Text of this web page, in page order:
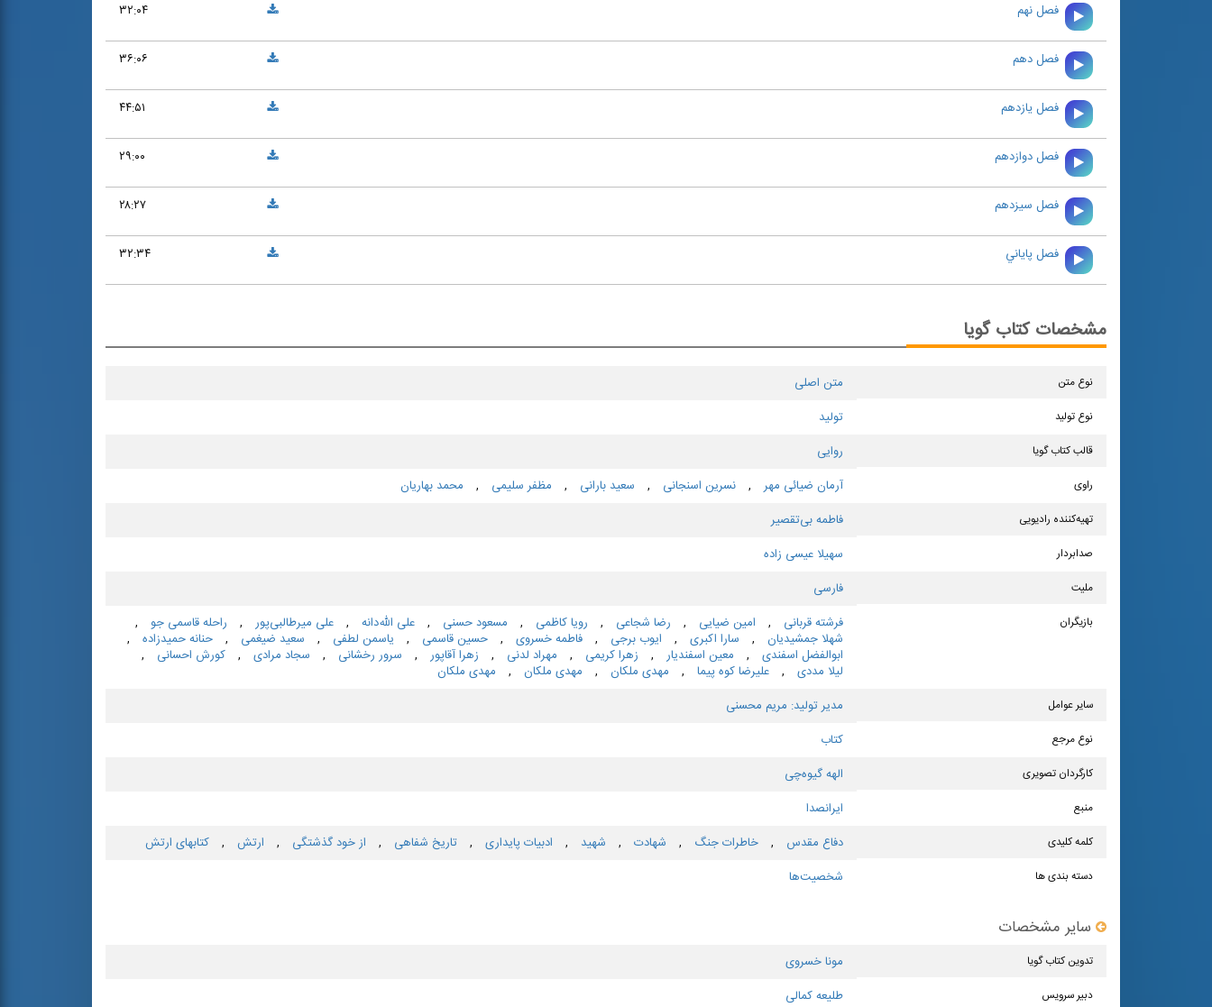
فصل نهم ۳۲:۰۴
فصل دهم ۳۶:۰۶
فصل يازدهم ۴۴:۵۱
فصل دوازدهم ۲۹:۰۰
فصل سيزدهم ۲۸:۲۷
فصل پاياني ۳۲:۳۴
مشخصات کتاب گویا
نوع متن متن اصلی
نوع تولید تولید
قالب کتاب گویا روایی
راوی آرمان ضیائی مهر , نسرین اسنجانی , سعید بارانی , مظفر سلیمی , محمد بهاریان
تهیه‌کننده رادیویی فاطمه بی‌تقصیر
صدابردار سهیلا عیسی زاده
ملیت فارسی
بازیگران فرشته قربانی , امین ضیایی , رضا شجاعی , رویا كاظمی , مسعود حسنی , علی الله‌دانه , علی میرطالبی‌پور , راحله قاسمی جو
,
شهلا جمشیدیان
, سارا اكبری , ایوب برجی , فاطمه خسروی , حسین قاسمی , یاسمن لطفی , سعید ضیغمی , حنانه حمیدزاده
,
ابوالفضل اسفندی
, معین اسفندیار , زهرا كریمی , مهراد لدنی , زهرا آقاپور , سرور رخشانی , سجاد مرادی , كورش احسانی
,
لیلا مددی
, علیرضا كوه پیما , مهدی ملكان , مهدی ملكان , مهدی ملكان
سایر عوامل مدیر تولید: مریم محسنی
نوع مرجع کتاب
کارگردان تصویری الهه‌ گیوه‌چی
منبع ایرانصدا
کلمه کلیدی دفاع مقدس , خاطرات جنگ , شهادت , شهید , ادبیات پایداری , تاریخ شفاهی , از خود گذشتگی , ارتش , كتابهای‌ ارتش
دسته بندی ها شخصیت‌ها
سایر مشخصات
تدوین کتاب گویا مونا خسروی
دبیر سرویس طلیعه کمالی